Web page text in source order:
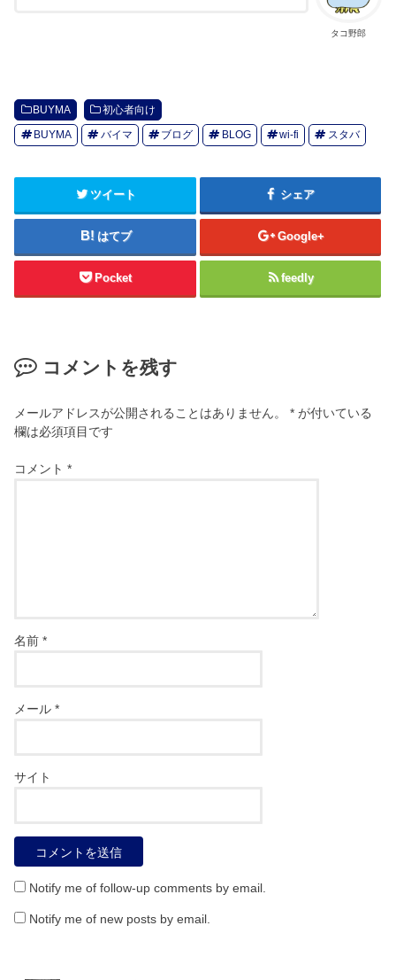
タコ野郎
BUYMA 初心者向け
BUYMA バイマ ブログ BLOG wi-fi スタバ
ツイート シェア
はてブ Google+
Pocket feedly
コメントを残す
メールアドレスが公開されることはありません。 * が付いている
欄は必須項目です
コメント*
名前*
メール*
サイト
Notify me of follow-up comments by email.
Notify me of new posts by email.